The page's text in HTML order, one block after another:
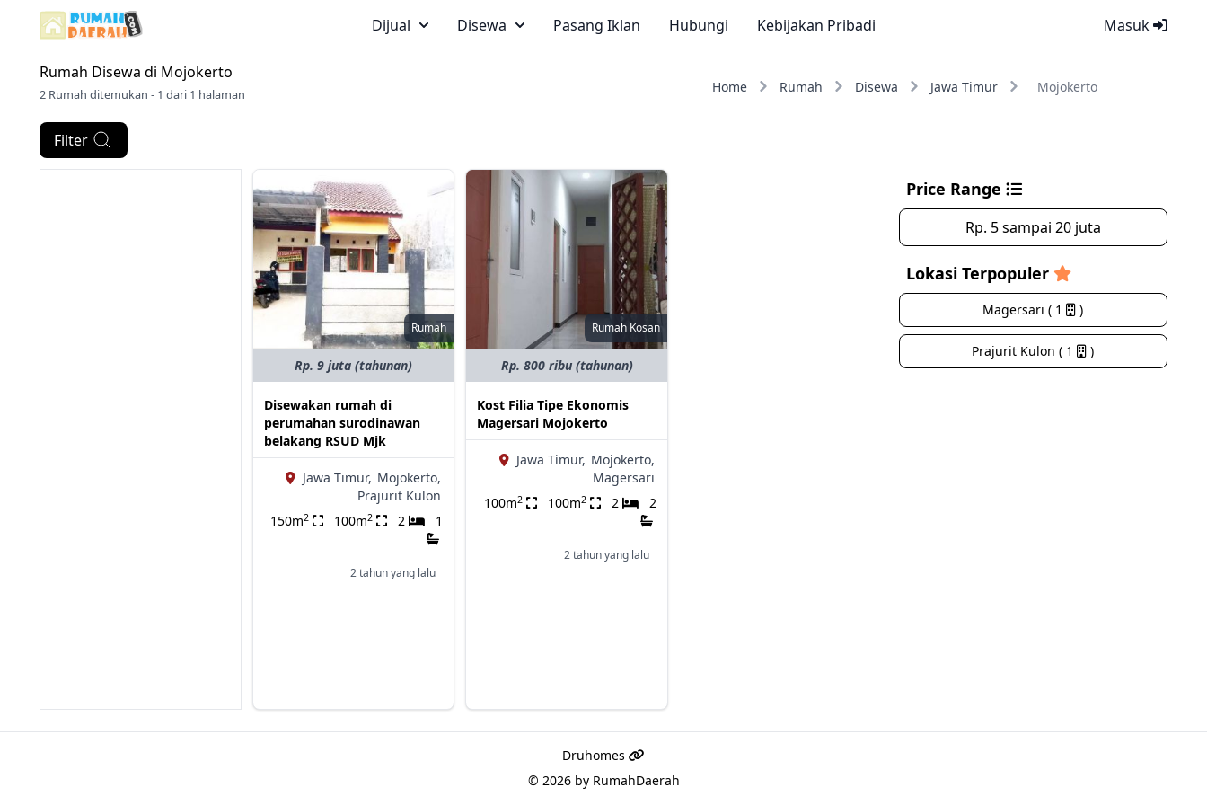
Masuk
Dijual Disewa Pasang Iklan Hubungi Kebijakan Pribadi
Rumah Disewa di Mojokerto
2 Rumah ditemukan - 1 dari 1 halaman Home Rumah Disewa Jawa Timur Mojokerto
Filter
Rumah
Rp. 9 juta (tahunan)
Disewakan rumah di
perumahan surodinawan
belakang RSUD Mjk
Jawa Timur, Mojokerto,
Prajurit Kulon
150m2 100m2 2 1
2 tahun yang lalu
Rumah Kosan
Rp. 800 ribu (tahunan)
Kost Filia Tipe Ekonomis
Magersari Mojokerto
Jawa Timur, Mojokerto,
Magersari
100m2 100m2 2 2
2 tahun yang lalu
Price Range
Rp. 5 sampai 20 juta
Lokasi Terpopuler
Magersari ( 1 )
Prajurit Kulon ( 1 )
Druhomes
© 2026 by RumahDaerah